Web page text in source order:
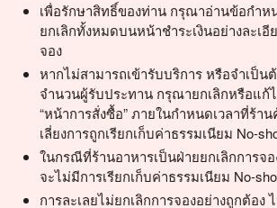
เพื่อรักษาสิทธิ์ของท่าน กรุณาอ่านข้อกำห
ยกเลิกทั้งหมดบนหน้าชำระเงินอย่างละเ
จอง
หากไม่สามารถเข้ารับบริการ หรือจำเป็น
จำนวนผู้รับประทาน กรุณายกเลิกหรือแก้
“หน้าการสั่งซื้อ” ภายในกำหนดเวลาที่ร้า
เลี่ยงการถูกเรียกเก็บค่าธรรมเนียม No-
ในกรณีที่ร้านอาหารเป็นฝ่ายยกเลิกการจ
จะไม่มีการเรียกเก็บค่าธรรมเนียม No-
การละเลยไม่ยกเลิกการจองอย่างถูกต้อง